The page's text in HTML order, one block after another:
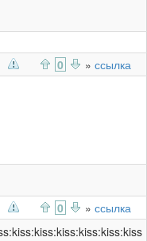
0 » ссылка
0 » ссылка